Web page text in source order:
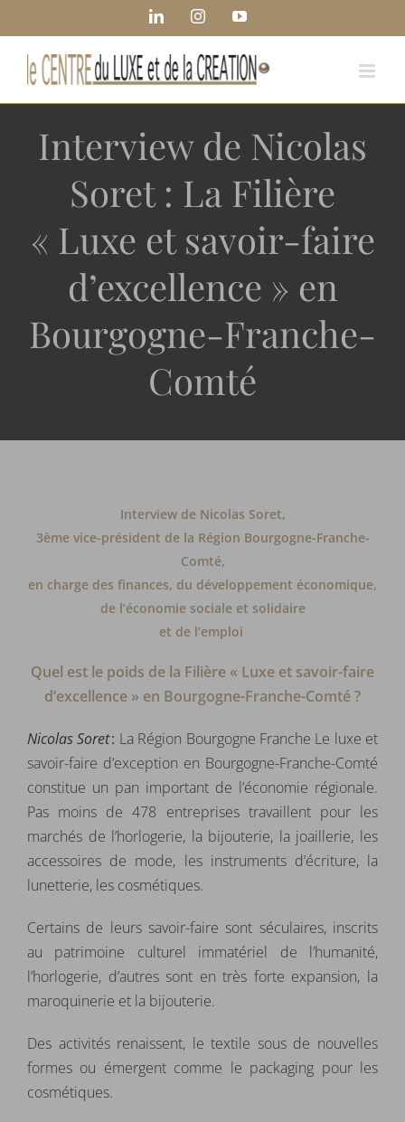
au
contenu
LinkedInInstagramYouTube
Interview de Nicolas
Soret : La Filière
« Luxe et savoir-faire
d’excellence » en
Bourgogne-Franche-
Comté
Interview de Nicolas Soret,
3ème vice-président de la Région Bourgogne-Franche-
Comté,
en charge des finances, du développement économique,
de l’économie sociale et solidaire
et de l’emploi
Quel est le poids de la Filière « Luxe et savoir-faire
d’excellence » en Bourgogne-Franche-Comté ?
Nicolas Soret: La Région Bourgogne Franche Le luxe et
savoir-faire d’exception en Bourgogne-Franche-Comté
constitue un pan important de l’économie régionale.
Pas moins de 478 entreprises travaillent pour les
marchés de l’horlogerie, la bijouterie, la joaillerie, les
accessoires de mode, les instruments d’écriture, la
lunetterie, les cosmétiques.
Certains de leurs savoir-faire sont séculaires, inscrits
au patrimoine culturel immatériel de l’humanité,
l’horlogerie, d’autres sont en très forte expansion, la
maroquinerie et la bijouterie.
Des activités renaissent, le textile sous de nouvelles
formes ou émergent comme le packaging pour les
cosmétiques.
Panneau de gestion des cookies